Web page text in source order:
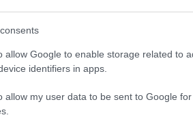
allow Google to enable storage related to
identifiers in apps.
allow my user data to be sent to Google